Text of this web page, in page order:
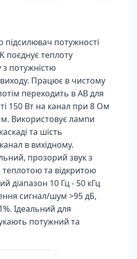
підсилювач потужності
поєднує теплоту
потужністю
Працює в чистому
переходить в AB для
150 Вт на канал при 8 Ом
Використовує лампи
та шість
в вихідному.
прозорий звук з
та відкритою
діапазон 10 Гц - 50 кГц
сигнал/шум >95 дБ,
Ідеальний для
потужний та